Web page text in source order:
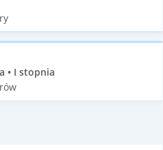
• I stopnia